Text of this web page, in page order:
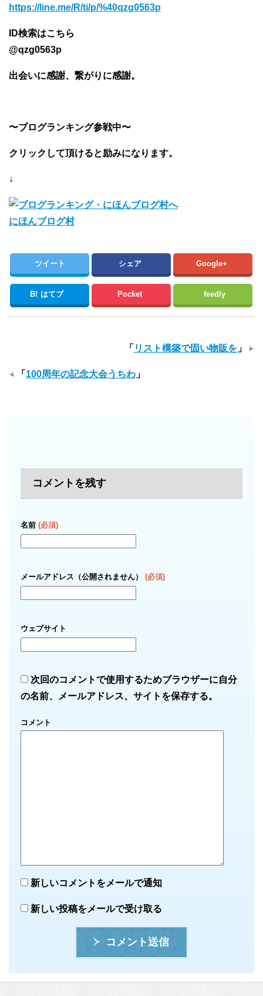
https://line.me/R/ti/p/%40qzg0563p
ID検索はこちら
@qzg0563p
出会いに感謝、繋がりに感謝。
〜ブログランキング参戦中〜
クリックして頂けると励みになります。
↓
にほんブログ村
ツイート シェア Google+
B! はてブ Pocket feedly
「 リスト構築で固い物販を 」
「 100周年の記念大会うちわ 」
コメントを残す
名前 (必須)
メールアドレス（公開されません） (必須)
ウェブサイト
次回のコメントで使用するためブラウザーに自分
の名前、メールアドレス、サイトを保存する。
コメント
新しいコメントをメールで通知
新しい投稿をメールで受け取る
コメント送信